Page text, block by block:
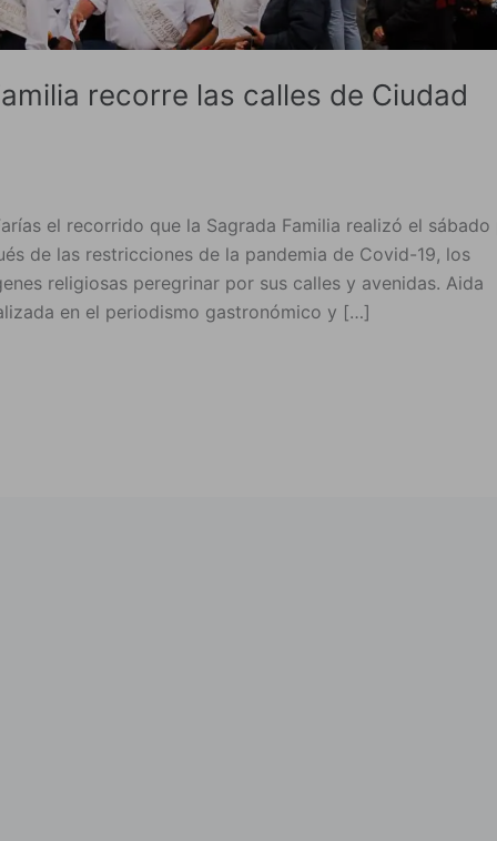
recorre las calles de Ciudad
el recorrido que la Sagrada Familia realizó el sábado
de las restricciones de la pandemia de Covid-19, los
religiosas peregrinar por sus calles y avenidas. Aida
en el periodismo gastronómico y […]